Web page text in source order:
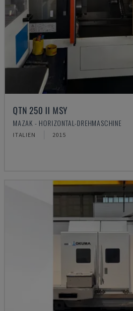
QTN 250 II MSY
MAZAK - HORIZONTAL-DREHMASCHINE
ITALIEN 2015